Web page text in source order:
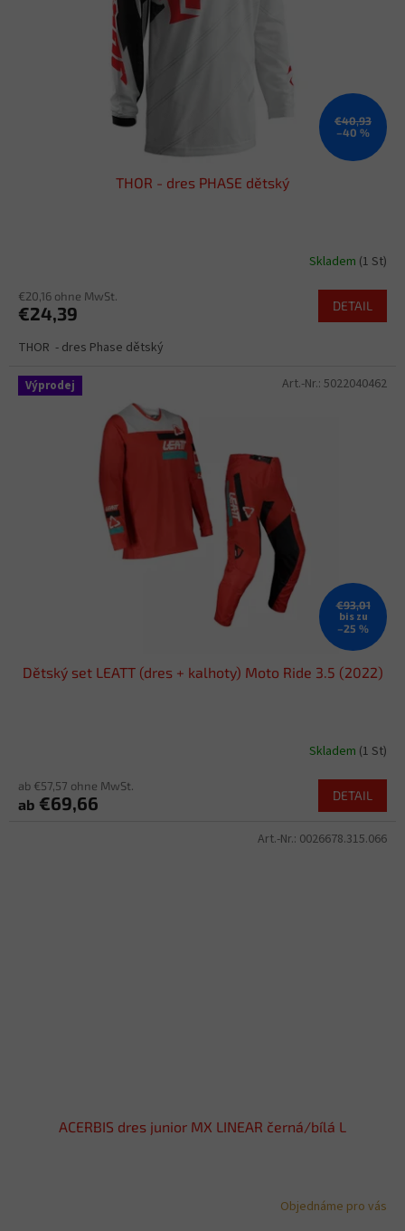
€40,93
–40 %
THOR - dres PHASE dětský
Skladem (1 St)
€20,16 ohne MwSt.
€24,39 DETAIL
THOR - dres Phase dětský
Výprodej
€93,01
bis zu
–25 %
Dětský set LEATT (dres + kalhoty) Moto Ride 3.5 (2022)
Skladem (1 St)
ab €57,57 ohne MwSt.
ab €69,66 DETAIL
Art.-Nr.: 5022040462
ACERBIS dres junior MX LINEAR černá/bílá L
Objednáme pro vás
Art.-Nr.: 0026678.315.066